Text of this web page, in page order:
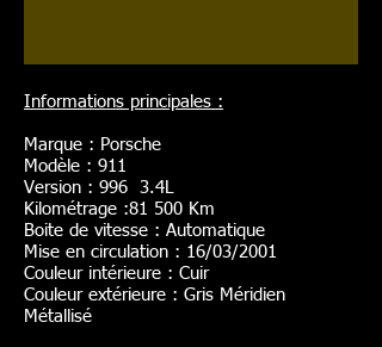
Informations principales :
Marque : Porsche
Modèle : 911
Version : 996 3.4L
Kilométrage :81 500 Km
Boite de vitesse : Automatique
Mise en circulation : 16/03/2001
Couleur intérieure : Cuir
Couleur extérieure : Gris Méridien
Métallisé